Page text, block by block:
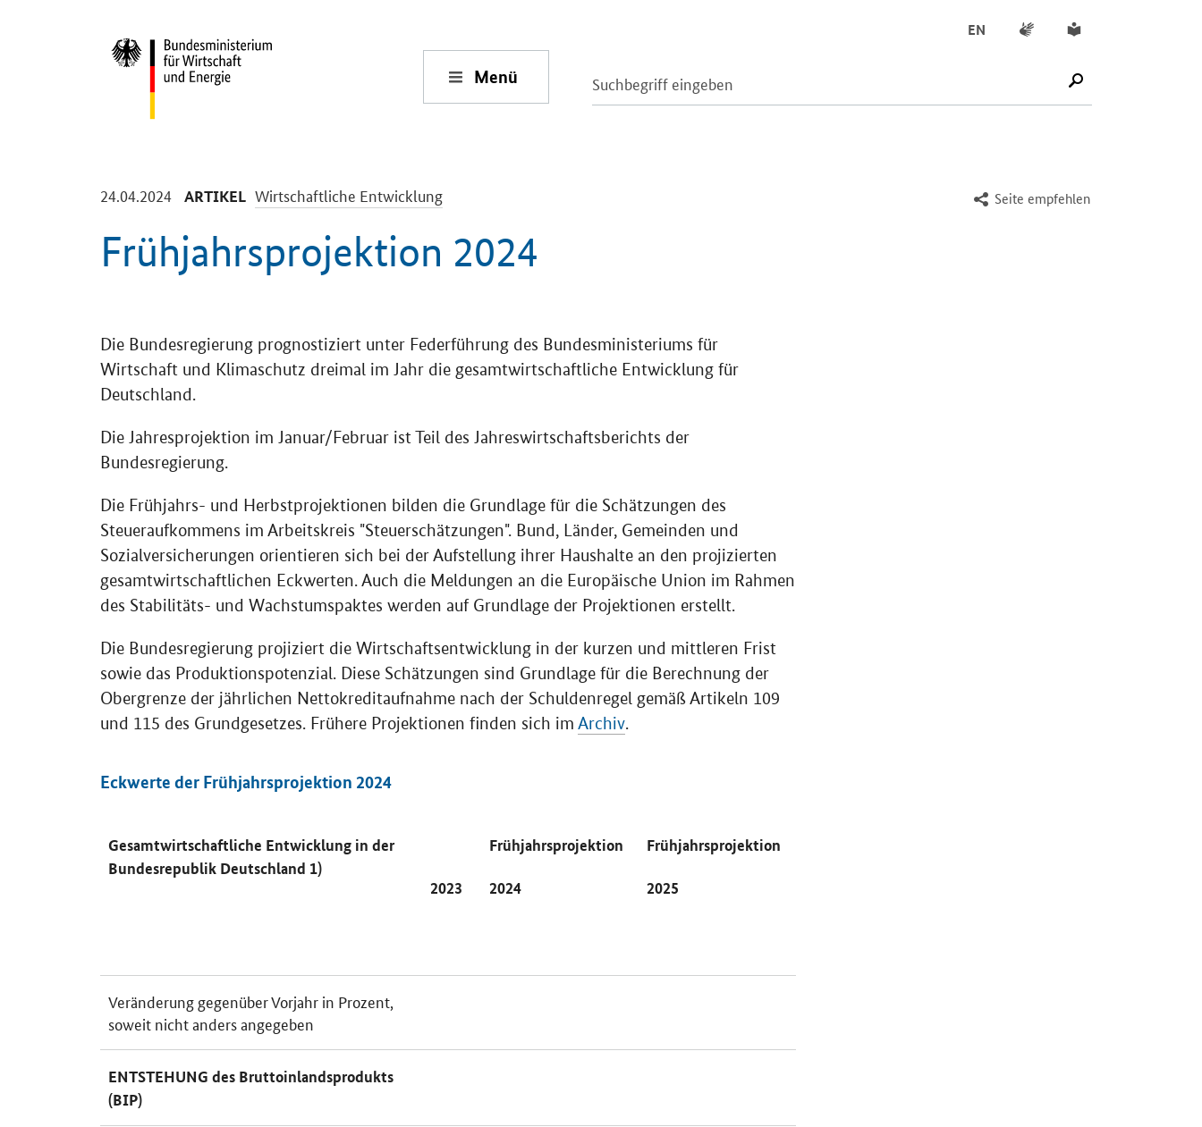
Menü SUCHE STARTEN
EN Gebärdensprache
Leichte Sprache
Seite empfehlen
24.04.2024 -
ARTIKEL -
Wirtschaftliche Entwicklung
Frühjahrsprojektion 2024
Die Bundesregierung prognostiziert unter Federführung des Bundesministeriums für
Wirtschaft und Klimaschutz dreimal im Jahr die gesamtwirtschaftliche Entwicklung für
Deutschland.
Die Jahresprojektion im Januar/Februar ist Teil des Jahreswirtschaftsberichts der
Bundesregierung.
Die Frühjahrs- und Herbstprojektionen bilden die Grundlage für die Schätzungen des
Steueraufkommens im Arbeitskreis "Steuerschätzungen". Bund, Länder, Gemeinden und
Sozialversicherungen orientieren sich bei der Aufstellung ihrer Haushalte an den projizierten
gesamtwirtschaftlichen Eckwerten. Auch die Meldungen an die Europäische Union im Rahmen
des Stabilitäts- und Wachstumspaktes werden auf Grundlage der Projektionen erstellt.
Die Bundesregierung projiziert die Wirtschaftsentwicklung in der kurzen und mittleren Frist
sowie das Produktionspotenzial. Diese Schätzungen sind Grundlage für die Berechnung der
Obergrenze der jährlichen Nettokreditaufnahme nach der Schuldenregel gemäß Artikeln 109
und 115 des Grundgesetzes. Frühere Projektionen finden sich im Archiv.
Eckwerte der Frühjahrsprojektion 2024
Gesamtwirtschaftliche Entwicklung in der
Bundesrepublik Deutschland 1)
2023
Frühjahrsprojektion
2024
Frühjahrsprojektion
2025
Veränderung gegenüber Vorjahr in Prozent,
soweit nicht anders angegeben
ENTSTEHUNG des Bruttoinlandsprodukts
(BIP)